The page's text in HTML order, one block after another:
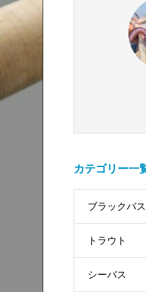
カテゴリー一
ブラックバス
トラウト
シーバス